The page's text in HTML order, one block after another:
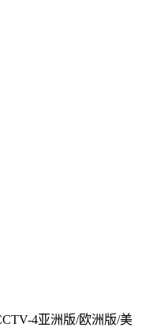
4亚洲版/欧洲版/美